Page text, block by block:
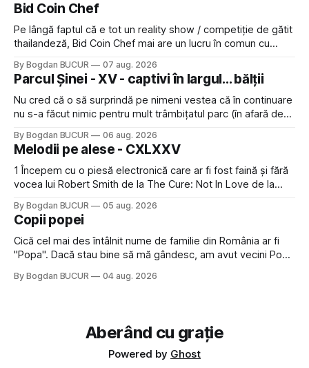
Bid Coin Chef
Pe lângă faptul că e tot un reality show / competiție de gătit
thailandeză, Bid Coin Chef mai are un lucru în comun cu
lăsat rece la prima vedere, după care m-a făcut să mă
îndrăgostesc de el. Nu mi-a plăcut faptul
By Bogdan BUCUR 07 aug. 2026
Parcul Șinei - XV - captivi în largul... bălții
Nu cred că o să surprindă pe nimeni vestea că în continuare
nu s-a făcut nimic pentru mult trâmbițatul parc (în afară de
timp pui și latră prin gard la lumea care trece prin zonă). Am
avut, în schimb, o belea
By Bogdan BUCUR 06 aug. 2026
Melodii pe alese - CXLXXV
1 Începem cu o piesă electronică care ar fi fost faină și fără
vocea lui Robert Smith de la The Cure: Not In Love de la
a dovedit că jumătatea masculină a acelui duo era cam
dubioasă...) 2. Băgăm la
By Bogdan BUCUR 05 aug. 2026
Copii popei
Cică cel mai des întâlnit nume de familie din România ar fi
"Popa". Dacă stau bine să mă gândesc, am avut vecini Popa
Dexonline spune de etimologia termenului de popă că ar
By Bogdan BUCUR 04 aug. 2026
Aberând cu grație
Powered by Ghost